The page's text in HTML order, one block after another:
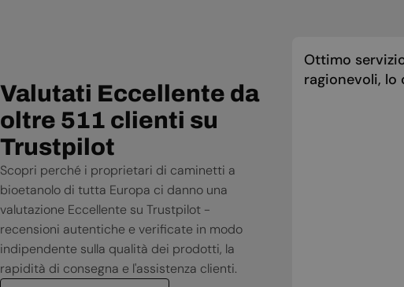
Valutati Eccellente da
oltre 511 clienti su
Trustpilot
Scopri perché i proprietari di caminetti a
bioetanolo di tutta Europa ci danno una
valutazione Eccellente su Trustpilot -
recensioni autentiche e verificate in modo
indipendente sulla qualità dei prodotti, la
rapidità di consegna e l'assistenza clienti.
Ottimo
ragionevoli, lo